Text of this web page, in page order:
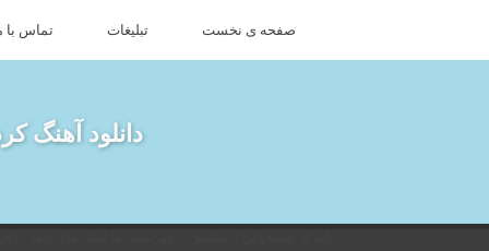
صفحه ی نخست تبلیغات تماس با
دانلود آهنگ